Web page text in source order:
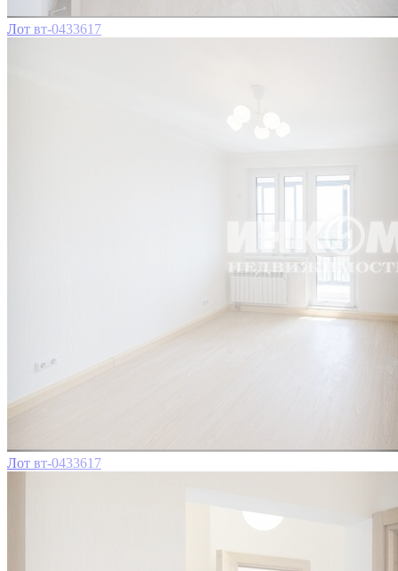
Лот вт-0433617
Лот вт-0433617